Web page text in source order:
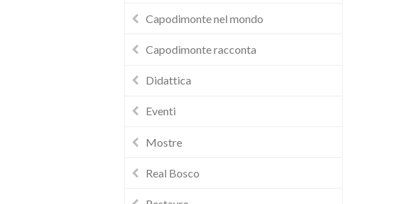
Capodimonte nel mondo
Capodimonte racconta
Didattica
Eventi
Mostre
Real Bosco